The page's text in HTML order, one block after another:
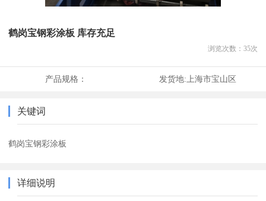
鹤岗宝钢彩涂板 库存充足
浏览次数： 35次
产品规格： 发货地:上海市宝山区
关键词
鹤岗宝钢彩涂板
详细说明